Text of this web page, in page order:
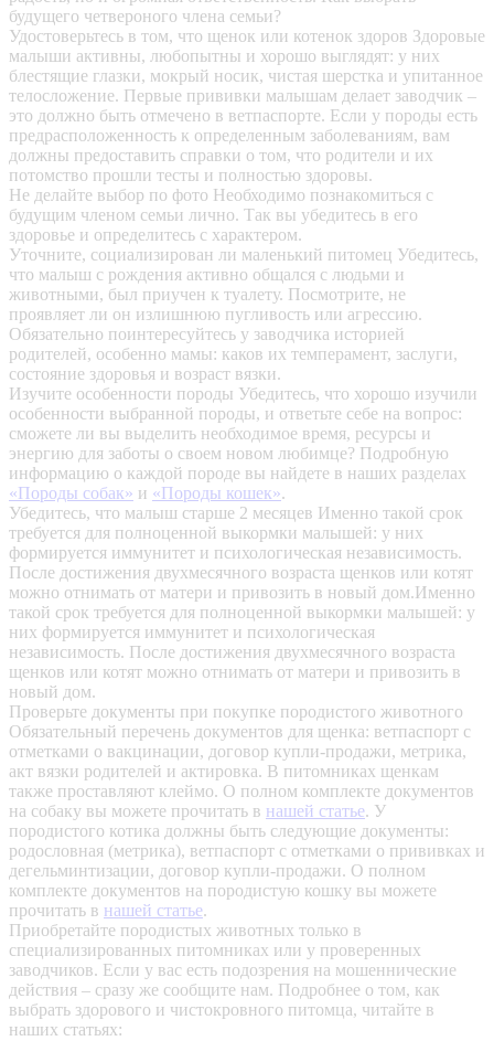
будущего четвероного члена семьи?
Удостоверьтесь в том, что щенок или котенок здоров Здоровые
малыши активны, любопытны и хорошо выглядят: у них
блестящие глазки, мокрый носик, чистая шерстка и упитанное
телосложение. Первые прививки малышам делает заводчик –
это должно быть отмечено в ветпаспорте. Если у породы есть
предрасположенность к определенным заболеваниям, вам
должны предоставить справки о том, что родители и их
потомство прошли тесты и полностью здоровы.
Не делайте выбор по фото Необходимо познакомиться с
будущим членом семьи лично. Так вы убедитесь в его
здоровье и определитесь с характером.
Уточните, социализирован ли маленький питомец Убедитесь,
что малыш с рождения активно общался с людьми и
животными, был приучен к туалету. Посмотрите, не
проявляет ли он излишнюю пугливость или агрессию.
Обязательно поинтересуйтесь у заводчика историей
родителей, особенно мамы: каков их темперамент, заслуги,
состояние здоровья и возраст вязки.
Изучите особенности породы Убедитесь, что хорошо изучили
особенности выбранной породы, и ответьте себе на вопрос:
сможете ли вы выделить необходимое время, ресурсы и
энергию для заботы о своем новом любимце? Подробную
информацию о каждой породе вы найдете в наших разделах
«Породы собак» и «Породы кошек».
Убедитесь, что малыш старше 2 месяцев Именно такой срок
требуется для полноценной выкормки малышей: у них
формируется иммунитет и психологическая независимость.
После достижения двухмесячного возраста щенков или котят
можно отнимать от матери и привозить в новый дом.Именно
такой срок требуется для полноценной выкормки малышей: у
них формируется иммунитет и психологическая
независимость. После достижения двухмесячного возраста
щенков или котят можно отнимать от матери и привозить в
новый дом.
Проверьте документы при покупке породистого животного
Обязательный перечень документов для щенка: ветпаспорт с
отметками о вакцинации, договор купли-продажи, метрика,
акт вязки родителей и актировка. В питомниках щенкам
также проставляют клеймо. О полном комплекте документов
на собаку вы можете прочитать в нашей статье. У
породистого котика должны быть следующие документы:
родословная (метрика), ветпаспорт с отметками о прививках и
дегельминтизации, договор купли-продажи. О полном
комплекте документов на породистую кошку вы можете
прочитать в нашей статье.
Приобретайте породистых животных только в
специализированных питомниках или у проверенных
заводчиков. Если у вас есть подозрения на мошеннические
действия – сразу же сообщите нам. Подробнее о том, как
выбрать здорового и чистокровного питомца, читайте в
наших статьях: